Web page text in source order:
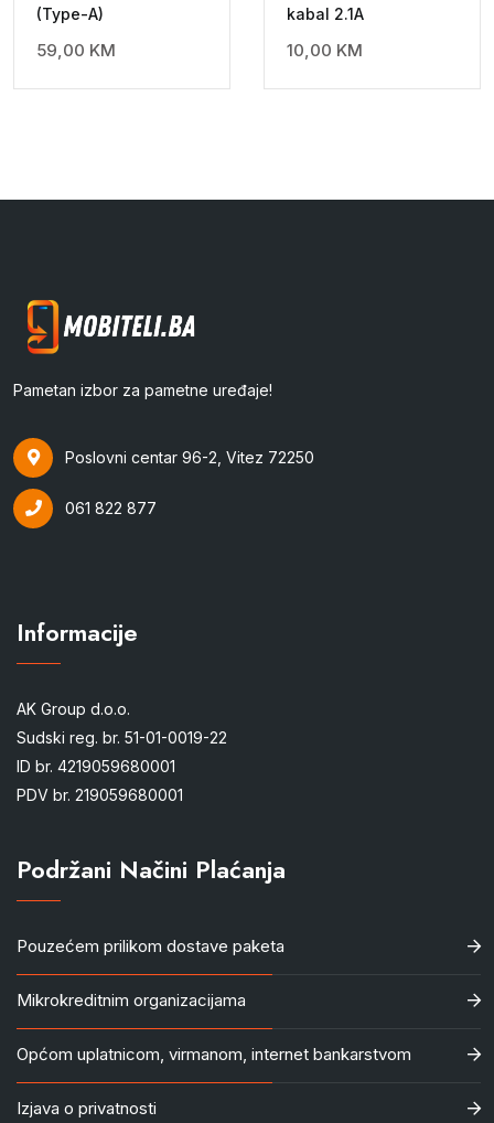
(Type-A)
59,00 KM
kabal 2.1A
10,00 KM
Pametan izbor za pametne uređaje!
Poslovni centar 96-2, Vitez 72250
061 822 877
Informacije
AK Group d.o.o.
Sudski reg. br. 51-01-0019-22
ID br. 4219059680001
PDV br. 219059680001
Podržani Načini Plaćanja
Pouzećem prilikom dostave paketa
Mikrokreditnim organizacijama
Općom uplatnicom, virmanom, internet bankarstvom
Izjava o privatnosti